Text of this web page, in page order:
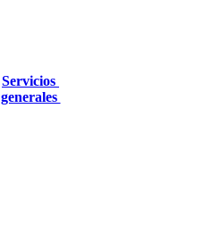
Servicios
generales